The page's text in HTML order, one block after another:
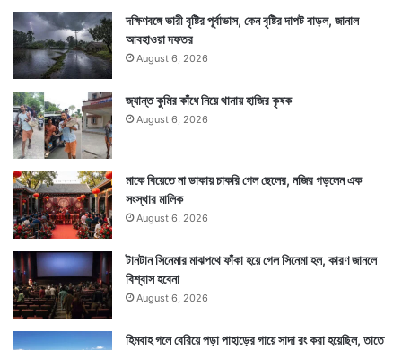
দক্ষিণবঙ্গে ভারী বৃষ্টির পূর্বাভাস, কেন বৃষ্টির দাপট বাড়ল, জানাল
আবহাওয়া দফতর
August 6, 2026
জ্যান্ত কুমির কাঁধে নিয়ে থানায় হাজির কৃষক
August 6, 2026
মাকে বিয়েতে না ডাকায় চাকরি গেল ছেলের, নজির গড়লেন এক
সংস্থার মালিক
August 6, 2026
টানটান সিনেমার মাঝপথে ফাঁকা হয়ে গেল সিনেমা হল, কারণ জানলে
বিশ্বাস হবেনা
August 6, 2026
হিমবাহ গলে বেরিয়ে পড়া পাহাড়ের গায়ে সাদা রং করা হয়েছিল, তাতে